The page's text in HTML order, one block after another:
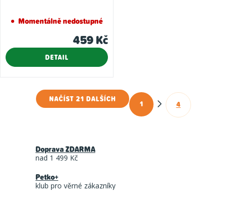
Momentálně nedostupné
459 Kč
DETAIL
O
a
NAČÍST 21 DALŠÍCH
S
1 4
Doprava ZDARMA
nad 1 499 Kč
Petko+
klub pro věrné zákazníky